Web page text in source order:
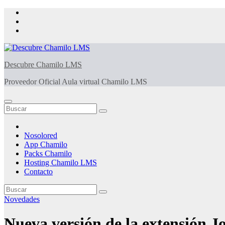
Saltar
contenido
Descubre Chamilo LMS
Proveedor Oficial Aula virtual Chamilo LMS
Nosolored
App Chamilo
Packs Chamilo
Hosting Chamilo LMS
Contacto
Novedades